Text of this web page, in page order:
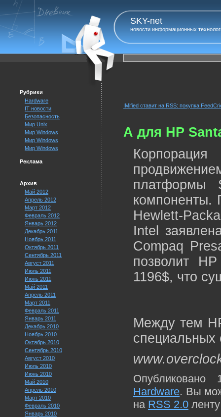
SKY-net
новости информационных
Рубрики
Hardware
IT новости
Безопасность
Мир Unix
Мир Windows
Мир Windows
Мир Windows
Реклама
Архив
Май 2012
Апрель 2012
Март 2012
Февраль 2012
Январь 2012
Декабрь 2011
Ноябрь 2011
Октябрь 2011
Сентябрь 2011
Август 2011
Июль 2011
Июнь 2011
Май 2011
Апрель 2011
Март 2011
Февраль 2011
Январь 2011
Декабрь 2010
Ноябрь 2010
Октябрь 2010
Сентябрь 2010
Август 2010
Июль 2010
Июнь 2010
Май 2010
Апрель 2010
Март 2010
Февраль 2010
Январь 2010
IMified ставит на RSS: покупка
А для HP
платформы
компоненты.
Hewlett-
Intel
Compaq
позволит
1196$, что
Между тем
специальных
Hardware. Вы
на RSS 2.0